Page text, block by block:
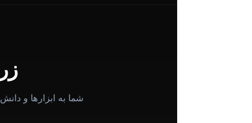
شما به ابزارها و